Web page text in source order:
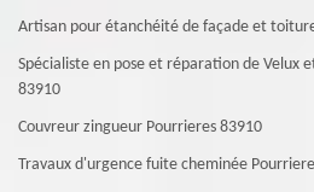
Artisan pour étanchéité de façade et
Spécialiste en pose et réparation de Velux
83910
Couvreur zingueur Pourrieres 83910
Travaux d'urgence fuite cheminée